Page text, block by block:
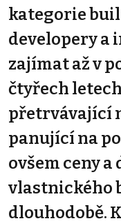
kategorie
developery a
zajímat až v
čtyřech
přetrvávající
panující na
ovšem ceny
vlastnického
dlouhodobě.